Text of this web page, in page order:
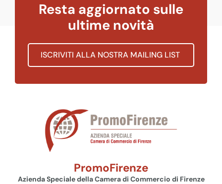
Resta aggiornato sulle
ultime novità
ISCRIVITI ALLA NOSTRA MAILING LIST
PromoFirenze
Azienda Speciale della Camera di Commercio di Firenze